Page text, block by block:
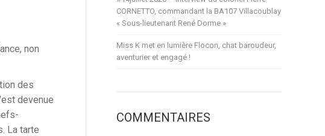
non
des
devenue
La tarte
CORNETTO, commandant la BA107 Villacoublay
« Sous-lieutenant René Dorme »
Miss K met en lumière Flocon, chat baroudeur,
aventurier et engagé !
COMMENTAIRES